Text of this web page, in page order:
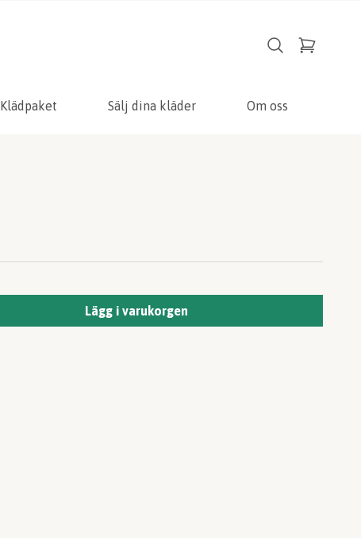
Klädpaket Sälj dina kläder Om oss
Lägg i varukorgen